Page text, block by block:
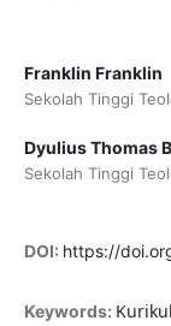
Franklin Franklin
Sekolah Tinggi
Dyulius Thomas
Sekolah Tinggi
DOI: https://
Keywords: